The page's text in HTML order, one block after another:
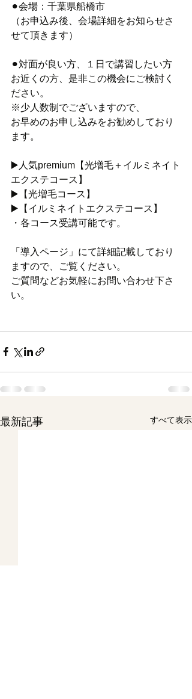
⚫︎会場：千葉県船橋市
（お申込み後、会場詳細をお知らせさ
せて頂きます）
⚫︎対面が良い方、１日で講習したい方
お近くの方、是非この機会にご検討く
ださい。
※少人数制でございますので、
お早めのお申し込みをお勧めしており
ます。
▶️人気premium【光増毛＋イルミネイト
エクステコース】
▶️【光増毛コース】
▶️【イルミネイトエクステコース】
・各コース受講可能です。
「導入ページ」にて詳細記載しており
ますので、ご覧ください。
ご質問などお気軽にお問い合わせ下さ
い。
最新記事 すべて表示